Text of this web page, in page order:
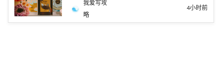
我爱写攻
略
4小时前